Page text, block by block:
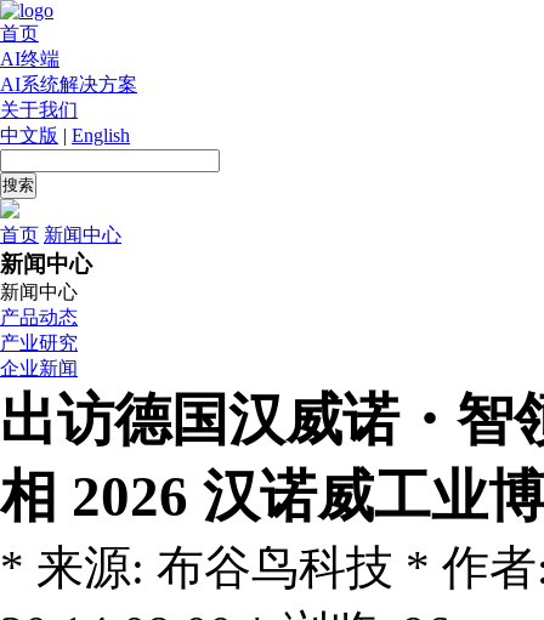
首页
AI终端
AI系统解决方案
关于我们
中文版 | English
首页 新闻中心
新闻中心
新闻中心
产品动态
产业研究
企业新闻
出访德国汉威诺・智
相 2026 汉诺威工业
* 来源: 布谷鸟科技 * 作